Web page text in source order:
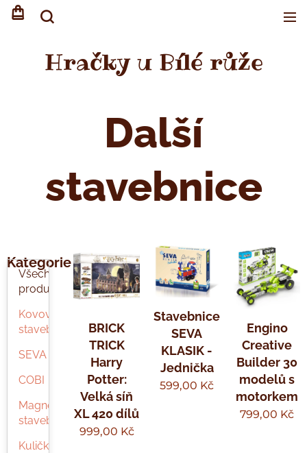
Hračky u Bílé růže
Další
stavebnice
Kategorie
Všechny
produkty
Kovové
stavebnice
SEVA
COBI
Magnetické
stavebnice
Kuličkové
BRICK
TRICK
Harry
Potter:
Velká síň
XL 420 dílů
999,00 Kč
Stavebnice
SEVA
KLASIK -
Jednička
599,00 Kč
Engino
Creative
Builder 30
modelů s
motorkem
799,00 Kč